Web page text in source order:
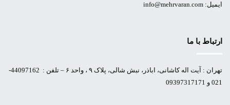
ایمیل: info@mehrvaran.com
ارتباط با ما
تهران : آیت اله کاشانی، اباذر، نبش شالی، پلاک ۹ ، واحد ۶ – تلفن : 44097162-
021 و 09397317171